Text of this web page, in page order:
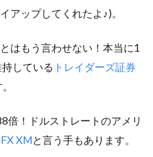
アップしてくれたよ♪)。
はもう言わせない！本当に1
している トレイダーズ証券
倍！ドルストレートのアメリ
XMと言う手もあります。